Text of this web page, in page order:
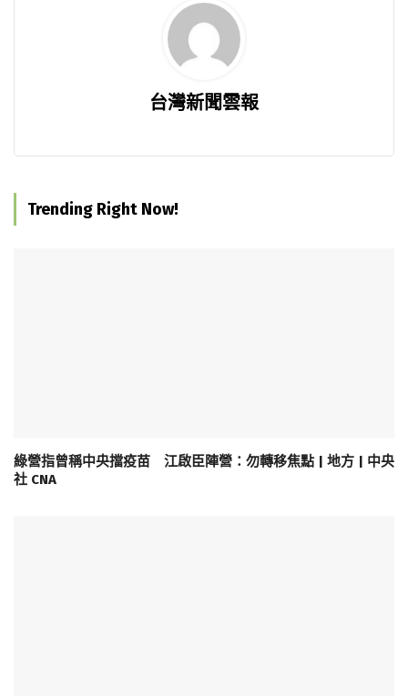
台灣新聞雲報
Trending Right Now!
綠營指曾稱中央擋疫苗 江啟臣陣營：勿轉移焦點 | 地方 | 中央
社 CNA